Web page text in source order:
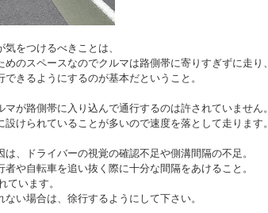
をつけるべきことは、
のスペースなのでクルマは路側帯に寄りすぎずに走り、
きるようにするのが基本だということ。
が路側帯に入り込んで通行するのは許されていません。
けられていることが多いので速度を落として走ります。
、ドライバーの視覚の確認不足や側溝間隔の不足。
や自転車を追い抜く際に十分な間隔をあけること。
ています。
い場合は、徐行するようにして下さい。